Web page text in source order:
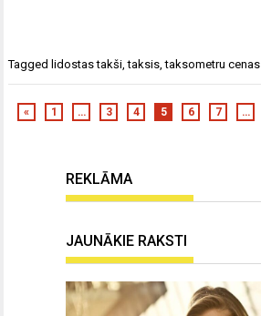
Tagged lidostas takši,taksis,taksometru cenas
« 1 … 3 4 5 6 7 …
REKLĀMA
JAUNĀKIE RAKSTI